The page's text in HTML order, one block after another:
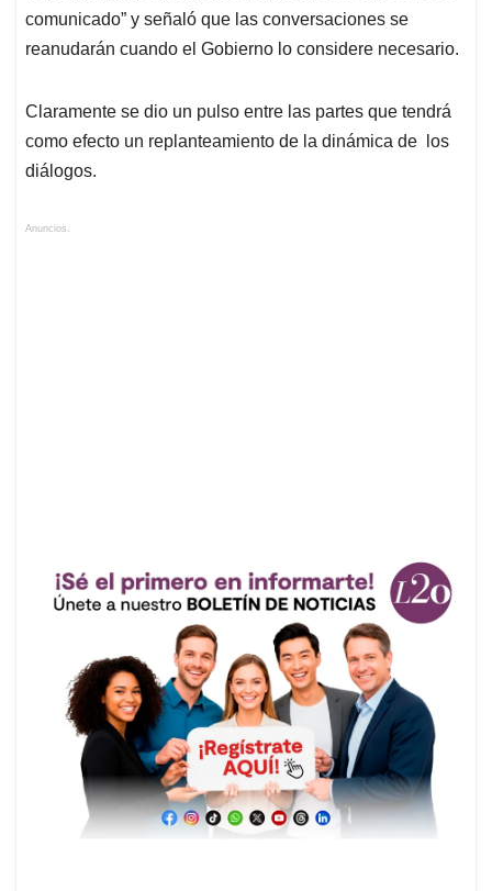
comunicado” y señaló que las conversaciones se
reanudarán cuando el Gobierno lo considere necesario.
Claramente se dio un pulso entre las partes que tendrá
como efecto un replanteamiento de la dinámica de los
diálogos.
Anuncios.